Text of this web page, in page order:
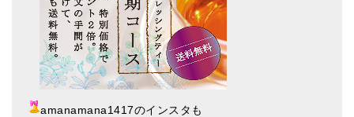
amanamana1417のインスタも